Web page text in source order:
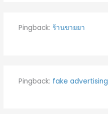
Pingback: ร้านขายยา
Pingback: fake advertising